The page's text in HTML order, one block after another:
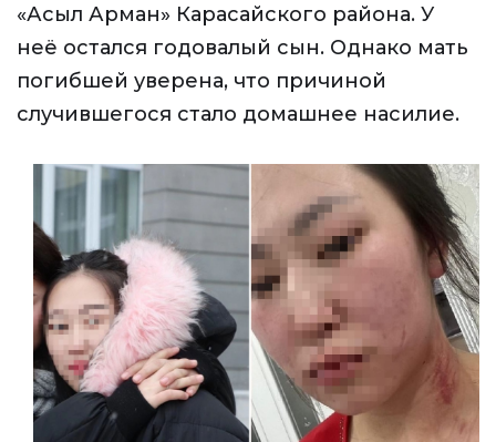
«Асыл Арман» Карасайского района. У
неё остался годовалый сын. Однако мать
погибшей уверена, что причиной
случившегося стало домашнее насилие.